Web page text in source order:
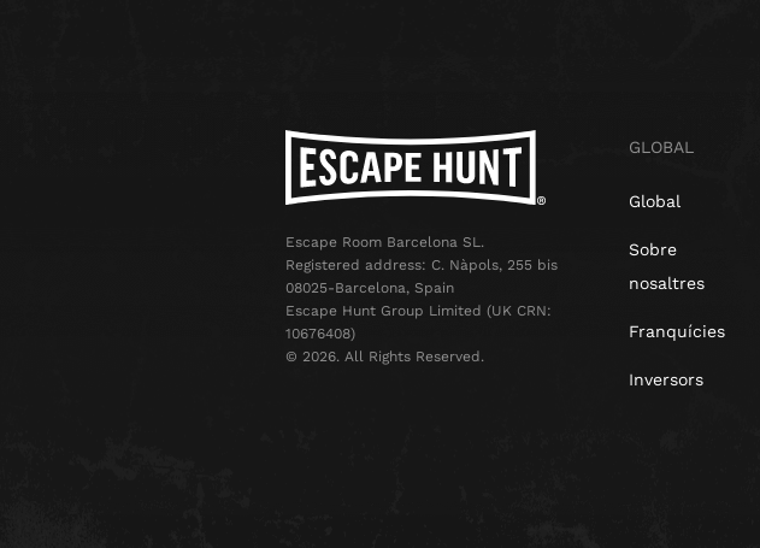
Escape Room Barcelona SL.
Registered address: C. Nàpols, 255 bis
08025-Barcelona, Spain
Escape Hunt Group Limited (UK CRN:
10676408)
©️ 2026. All Rights Reserved.
GLOBAL
Global
Sobre
nosaltres
Franquícies
Inversors